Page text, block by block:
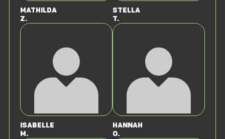
Mathilda
Z.
Stella
T.
Isabelle
M.
Hannah
O.